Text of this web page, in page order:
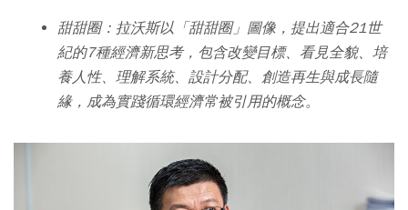
甜甜圈：拉沃斯以「甜甜圈」圖像，提出適合21世
紀的7種經濟新思考，包含改變目標、看見全貌、培
養人性、理解系統、設計分配、創造再生與成長隨
緣，成為實踐循環經濟常被引用的概念。